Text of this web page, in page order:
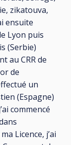
zikatouva,
ensuite
Lyon puis
(Serbie)
au CRR de
de
un
(Espagne)
commencé
Licence, j’ai